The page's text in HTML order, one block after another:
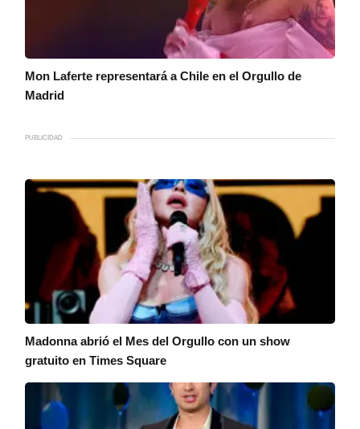
Mon Laferte representará a Chile en el Orgullo de
Madrid
PUBLICIDAD
Madonna abrió el Mes del Orgullo con un show
gratuito en Times Square